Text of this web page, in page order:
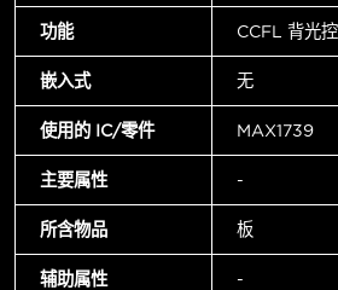
功能 CCFL 背光
嵌入式 无
使用的 IC/零件 MAX1739
主要属性 -
所含物品 板
辅助属性 -